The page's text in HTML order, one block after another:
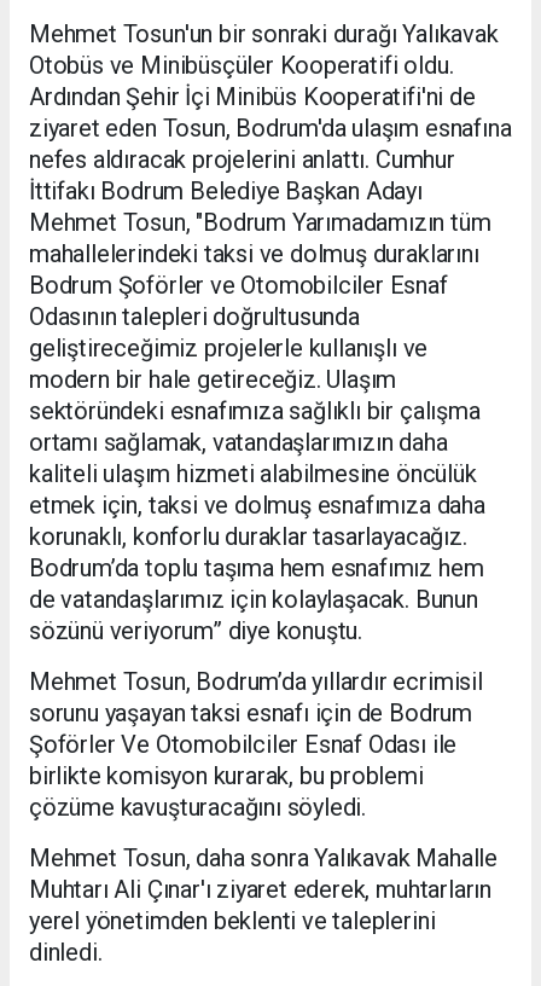
Mehmet Tosun'un bir sonraki durağı Yalıkavak
Otobüs ve Minibüsçüler Kooperatifi oldu.
Ardından Şehir İçi Minibüs Kooperatifi'ni de
ziyaret eden Tosun, Bodrum'da ulaşım esnafına
nefes aldıracak projelerini anlattı. Cumhur
İttifakı Bodrum Belediye Başkan Adayı
Mehmet Tosun, "Bodrum Yarımadamızın tüm
mahallelerindeki taksi ve dolmuş duraklarını
Bodrum Şoförler ve Otomobilciler Esnaf
Odasının talepleri doğrultusunda
geliştireceğimiz projelerle kullanışlı ve
modern bir hale getireceğiz. Ulaşım
sektöründeki esnafımıza sağlıklı bir çalışma
ortamı sağlamak, vatandaşlarımızın daha
kaliteli ulaşım hizmeti alabilmesine öncülük
etmek için, taksi ve dolmuş esnafımıza daha
korunaklı, konforlu duraklar tasarlayacağız.
Bodrum’da toplu taşıma hem esnafımız hem
de vatandaşlarımız için kolaylaşacak. Bunun
sözünü veriyorum” diye konuştu.
Mehmet Tosun, Bodrum’da yıllardır ecrimisil
sorunu yaşayan taksi esnafı için de Bodrum
Şoförler Ve Otomobilciler Esnaf Odası ile
birlikte komisyon kurarak, bu problemi
çözüme kavuşturacağını söyledi.
Mehmet Tosun, daha sonra Yalıkavak Mahalle
Muhtarı Ali Çınar'ı ziyaret ederek, muhtarların
yerel yönetimden beklenti ve taleplerini
dinledi.